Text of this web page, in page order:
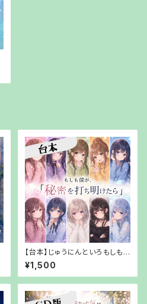
【台本】じゅうにんといろもしも
僕が、「秘密を打ち明けたら」【P
DFでお渡し】
¥1,500